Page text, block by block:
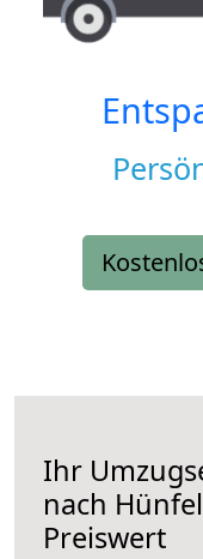
Ihr
nach
Preiswert